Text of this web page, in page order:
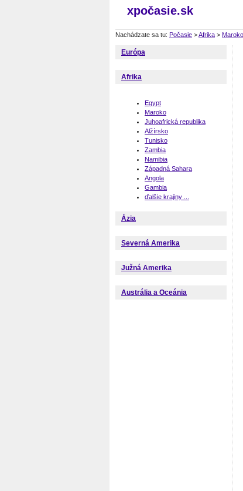
xpočasie.sk
Nachádzate sa tu: Počasie >Afrika > Maroko
Európa
Afrika
Egypt
Maroko
Juhoafrická republika
Alžírsko
Tunisko
Zambia
Namibia
Západná Sahara
Angola
Gambia
ďalšie krajiny ...
Ázia
Severná Amerika
Južná Amerika
Austrália a Oceánia